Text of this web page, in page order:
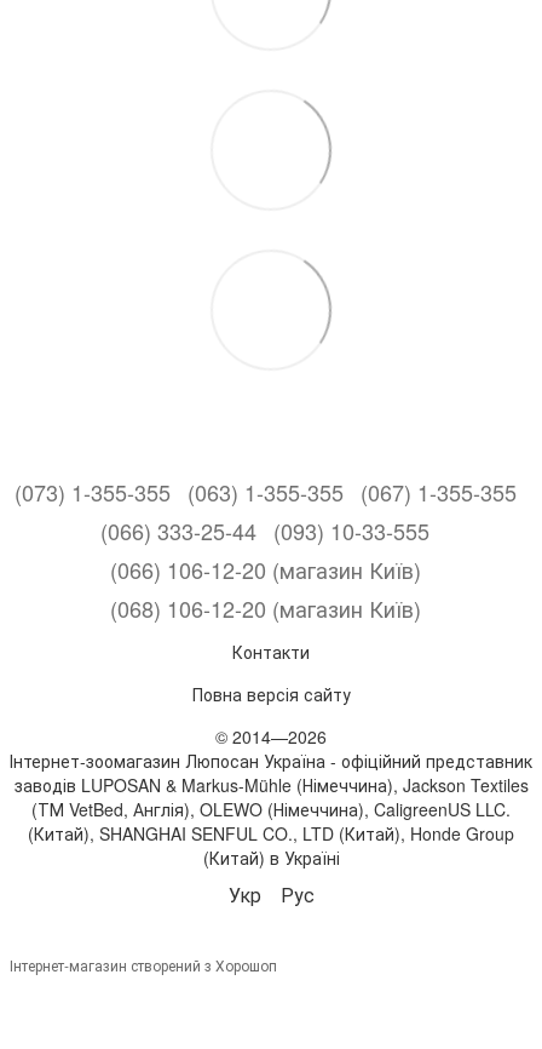
(073) 1-355-355 (063) 1-355-355 (067) 1-355-355
(066) 333-25-44 (093) 10-33-555
(066) 106-12-20 (магазин Київ)
(068) 106-12-20 (магазин Київ)
Контакти
Повна версія сайту
© 2014—2026
Інтернет-зоомагазин Люпосан Україна - офіційний представник
заводів LUPOSAN & Markus-Mühle (Німеччина), Jackson Textiles
(ТМ VetBed, Англія), OLEWO (Німеччина), CaligreenUS LLC.
(Китай), SHANGHAI SENFUL CO., LTD (Китай), Honde Group
(Китай) в Україні
Укр Рус
Інтернет-магазин створений з Хорошоп